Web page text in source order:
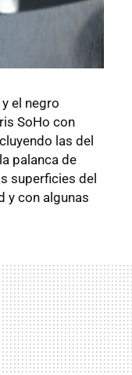
el negro
SoHo con
las del
palanca de
superficies del
y con algunas